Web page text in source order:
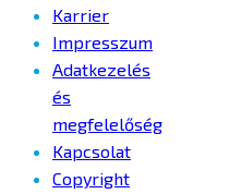
Karrier
Impresszum
Adatkezelés
és
megfelelőség
Kapcsolat
Copyright